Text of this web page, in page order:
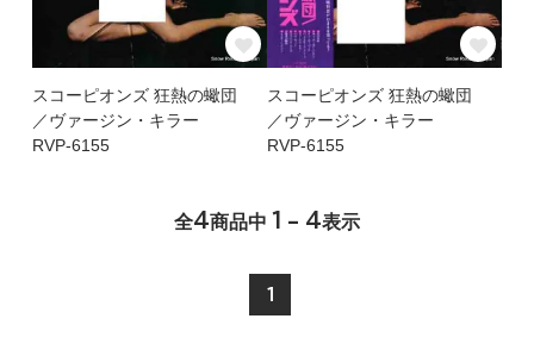
スコーピオンズ 狂熱の蠍団
／ヴァージン・キラー
RVP-6155
スコーピオンズ 狂熱の蠍団
／ヴァージン・キラー
RVP-6155
全4商品中 1 - 4表示
1